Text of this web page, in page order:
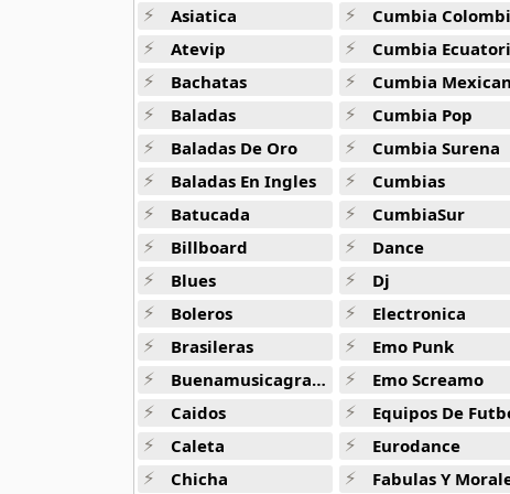
50 músicas online
90s Acoustic Hits
39 músicas online
90s Latin Music
50 músicas online
90s Party Hits
58 músicas online
90s Pop Rock
50 músicas online
50 músicas online
90s Rock
Asiatica
Atevip
Bachatas
Baladas
Baladas De Oro
Baladas En Ingles
Batucada
Billboard
Blues
Boleros
Brasileras
Buenamusicagratis
Caidos
Caleta
Chicha
Cumbia Colombiana
Cumbia Ecuatoriana
Cumbia
Cumbia Pop
Cumbia Surena
Cumbias
CumbiaSur
Dance
Dj
Electronica
Emo Punk
Emo Screamo
Equipos De
Eurodance
Fabulas Y